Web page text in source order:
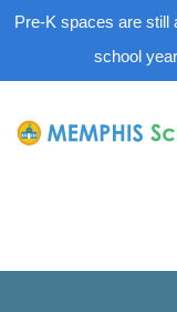
Pre-K spaces are still
school